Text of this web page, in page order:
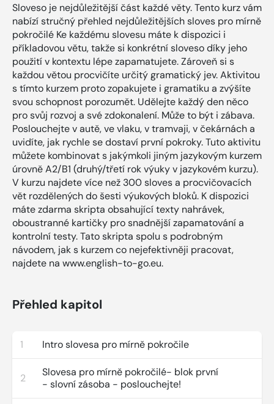
Sloveso je nejdůležitější část každé věty. Tento kurz vám
nabízí stručný přehled nejdůležitějších sloves pro mírně
pokročilé Ke každému slovesu máte k dispozici i
příkladovou větu, takže si konkrétní sloveso díky jeho
použití v kontextu lépe zapamatujete. Zároveň si s
každou větou procvičíte určitý gramatický jev. Aktivitou
s tímto kurzem proto zopakujete i gramatiku a zvýšíte
svou schopnost porozumět. Udělejte každý den něco
pro svůj rozvoj a své zdokonalení. Může to být i zábava.
Poslouchejte v autě, ve vlaku, v tramvaji, v čekárnách a
uvidíte, jak rychle se dostaví první pokroky. Tuto aktivitu
můžete kombinovat s jakýmkoli jiným jazykovým kurzem
úrovně A2/B1 (druhý/třetí rok výuky v jazykovém kurzu).
V kurzu najdete více než 300 sloves a procvičovacích
vět rozdělených do šesti výukových bloků. K dispozici
máte zdarma skripta obsahující texty nahrávek,
oboustranné kartičky pro snadnější zapamatování a
kontrolní testy. Tato skripta spolu s podrobným
návodem, jak s kurzem co nejefektivněji pracovat,
najdete na www.english-to-go.eu.
Přehled kapitol
1 Intro slovesa pro mírně pokročile
2
Slovesa pro mírně pokročilé- blok první
- slovní zásoba - poslouchejte!